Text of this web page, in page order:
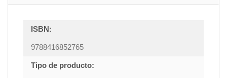
ISBN:
9788416852765
Tipo de producto: